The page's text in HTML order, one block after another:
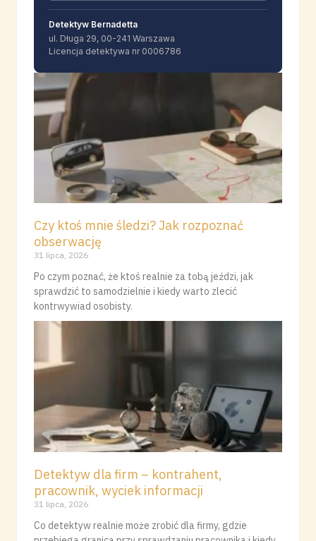
Detektyw Bernadetta
ul. Długa 29, 00-241 Warszawa
Licencja detektywa nr 0006786
Czy ktoś mnie śledzi? Jak rozpoznać
obserwację
31 lipca, 2026
Po czym poznać, że ktoś realnie za tobą jeździ, jak
sprawdzić to samodzielnie i kiedy warto zlecić
kontrwywiad osobisty.
Detektyw dla firm – kontrahent,
pracownik, wyciek informacji
31 lipca, 2026
Co detektyw realnie może zrobić dla firmy, gdzie